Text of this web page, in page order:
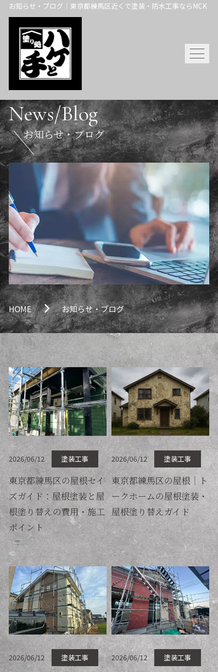
お知らせ・ブログ｜東京都練馬区近くで塗装・防水工事ならMCK
News/Blog
お知らせ・ブログ
HOME お知らせ・ブログ
2026/06/12 塗装工事
東京都練馬区の屋根セイ
ズガイド：屋根塗装と屋
根塗り替えの費用・施工
ポイント
2026/06/12 塗装工事
東京都練馬区の屋根｜ト
ークホームの屋根塗装・
屋根塗り替えガイド
2026/06/12 塗装工事 2026/06/12 塗装工事